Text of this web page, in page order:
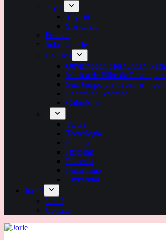
Jogos
Yugioh
Star Craft
Promos
Sobre a Jorle
Colunas
Ouvhinddoh Meshuggah
Musica de Filho da Puta – por
Sem tempo pra trabalhar –
Renato de Andrade
Colunistas
+
VEGs
Tecnologia
Política
Histórias
Filosofia
Feminismo
Ambiental
Jorle?
Jorle?
Contato